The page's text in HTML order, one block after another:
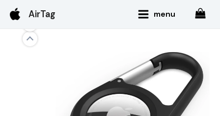
contenu
AirTag
Mainmenu